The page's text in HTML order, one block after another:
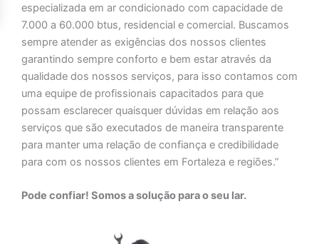
especializada em ar condicionado com capacidade de
7.000 a 60.000 btus, residencial e comercial. Buscamos
sempre atender as exigências dos nossos clientes
garantindo sempre conforto e bem estar através da
qualidade dos nossos serviços, para isso contamos com
uma equipe de profissionais capacitados para que
possam esclarecer quaisquer dúvidas em relação aos
serviços que são executados de maneira transparente
para manter uma relação de confiança e credibilidade
para com os nossos clientes em Fortaleza e regiões.”
Pode confiar! Somos a solução para o seu lar.